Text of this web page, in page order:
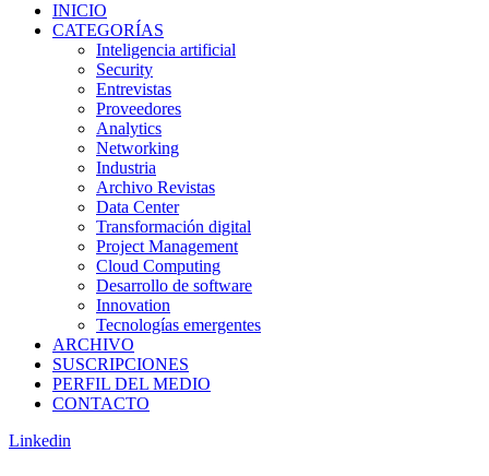
INICIO
CATEGORÍAS
Inteligencia artificial
Security
Entrevistas
Proveedores
Analytics
Networking
Industria
Archivo Revistas
Data Center
Transformación digital
Project Management
Cloud Computing
Desarrollo de software
Innovation
Tecnologías emergentes
ARCHIVO
SUSCRIPCIONES
PERFIL DEL MEDIO
CONTACTO
Linkedin